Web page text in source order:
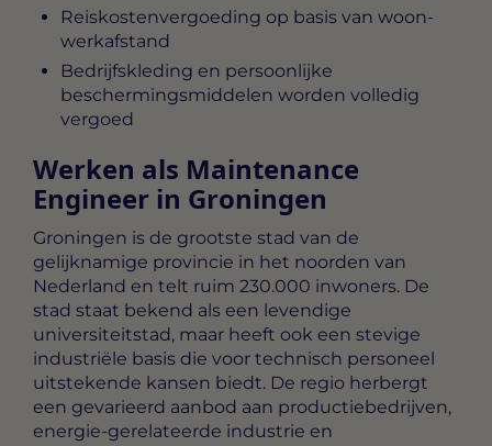
Reiskostenvergoeding op basis van woon-
werkafstand
Bedrijfskleding en persoonlijke
beschermingsmiddelen worden volledig
vergoed
Werken als Maintenance
Engineer in Groningen
Groningen is de grootste stad van de
gelijknamige provincie in het noorden van
Nederland en telt ruim 230.000 inwoners. De
stad staat bekend als een levendige
universiteitstad, maar heeft ook een stevige
industriële basis die voor technisch personeel
uitstekende kansen biedt. De regio herbergt
een gevarieerd aanbod aan productiebedrijven,
energie-gerelateerde industrie en